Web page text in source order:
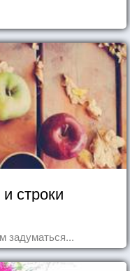
строки
задуматься...